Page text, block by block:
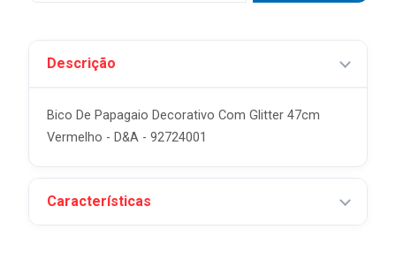
Descrição
Bico De Papagaio Decorativo Com Glitter 47cm
Vermelho - D&A - 92724001
Características